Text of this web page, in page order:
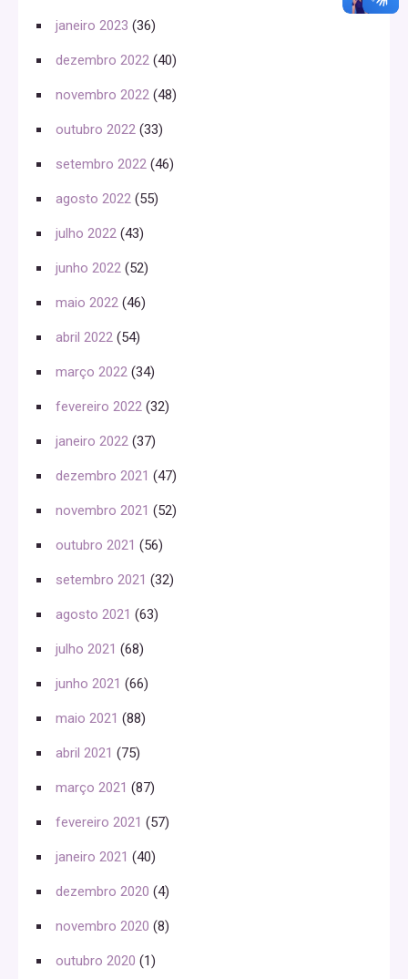
janeiro 2023 (36)
dezembro 2022 (40)
novembro 2022 (48)
outubro 2022 (33)
setembro 2022 (46)
agosto 2022 (55)
julho 2022 (43)
junho 2022 (52)
maio 2022 (46)
abril 2022 (54)
março 2022 (34)
fevereiro 2022 (32)
janeiro 2022 (37)
dezembro 2021 (47)
novembro 2021 (52)
outubro 2021 (56)
setembro 2021 (32)
agosto 2021 (63)
julho 2021 (68)
junho 2021 (66)
maio 2021 (88)
abril 2021 (75)
março 2021 (87)
fevereiro 2021 (57)
janeiro 2021 (40)
dezembro 2020 (4)
novembro 2020 (8)
outubro 2020 (1)